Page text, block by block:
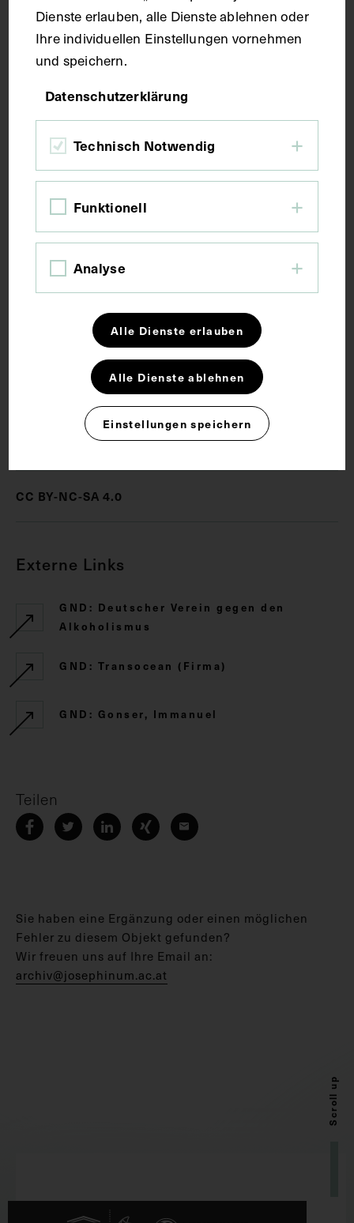
Fotografie
Bildmaß 15,7 x 9,6 cm
Bildmaß inkl. Untergrund 30,8 x 23,2 cm
Kurzbeschreibung
Die Fotografie wurde von der Transocean GmbH,
Berlin, angefertigt.
Schlagwörter
Alkoholismus Arzt Theologe
CC BY-NC-SA 4.0
Externe Links
GND: Deutscher Verein gegen den
Alkoholismus
GND: Transocean (Firma)
GND: Gonser, Immanuel
Teilen
Sie haben eine Ergänzung oder einen möglichen
Fehler zu diesem Objekt gefunden?
Wir freuen uns auf Ihre Email an:
archiv@josephinum.ac.at
Scroll up
Dienste erlauben, alle Dienste ablehnen oder
Ihre individuellen Einstellungen vornehmen
und speichern.
Datenschutzerklärung
Technisch Notwendig
Funktionell
Analyse
Alle Dienste erlauben
Alle Dienste ablehnen
Einstellungen speichern